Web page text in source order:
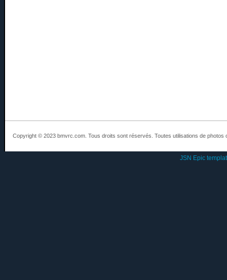
Copyright © 2023 bmvrc.com. Tous droits sont réservés. Toutes utilisations de
JSN Epic